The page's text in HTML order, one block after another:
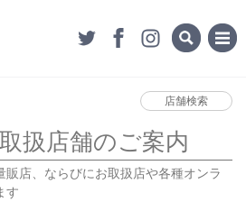
店舗検索
扱店舗のご案内
販店、ならびにお取扱店や各種オンラ
す